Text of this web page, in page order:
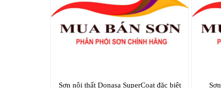
Sơn nội thất Donasa SuperCoat đặc biệt